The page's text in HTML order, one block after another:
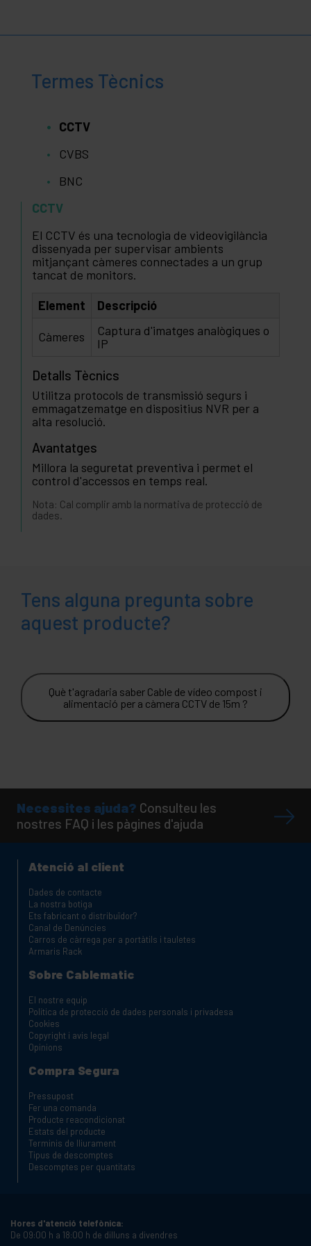
Termes Tècnics
CCTV
CVBS
BNC
CCTV
El CCTV és una tecnologia de videovigilància
dissenyada per supervisar ambients
mitjançant càmeres connectades a un grup
tancat de monitors.
Element
Descripció
Càmeres
Captura d'imatges analògiques o
IP
Detalls Tècnics
Utilitza protocols de transmissió segurs i
emmagatzematge en dispositius NVR per a
alta resolució.
Avantatges
Millora la seguretat preventiva i permet el
control d'accessos en temps real.
Nota: Cal complir amb la normativa de protecció de
dades.
Tens alguna pregunta sobre
aquest producte?
Què t'agradaria saber Cable de vídeo compost i
alimentació per a càmera CCTV de 15m ?
Necessites ajuda? Consulteu les
nostres FAQ i les pàgines d'ajuda
Atenció al client
Dades de contacte
La nostra botiga
Ets fabricant o distribuïdor?
Canal de Denúncies
Carros de càrrega per a portàtils i tauletes
Armaris Rack
Sobre Cablematic
El nostre equip
Política de protecció de dades personals i privadesa
Cookies
Copyright i avis legal
Opinions
Compra Segura
Pressupost
Fer una comanda
Producte reacondicionat
Estats del producte
Terminis de lliurament
Tipus de descomptes
Descomptes per quantitats
Hores d'atenció telefònica:
De 09:00 h a 18:00 h de dilluns a divendres